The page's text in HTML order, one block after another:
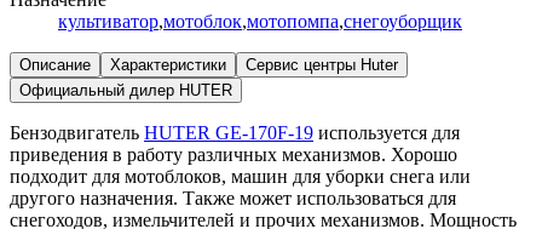
культиватор,мотоблок,мотопомпа,снегоуборщик
Описание Характеристики
Сервис центры Huter
Официальный дилер HUTER
Бензодвигатель HUTER GE-170F-19 используется для
приведения в работу различных механизмов. Хорошо
подходит для мотоблоков, машин для уборки снега или
другого назначения. Также может использоваться для
снегоходов, измельчителей и прочих механизмов. Мощность